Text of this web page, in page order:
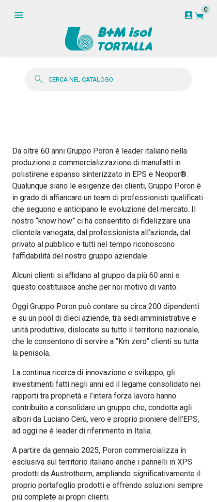
account_box garden_cart0
search
Da oltre 60 anni Gruppo Poron è leader italiano nella
produzione e commercializzazione di manufatti in
polistirene espanso sinterizzato in EPS e Neopor®.
Qualunque siano le esigenze dei clienti, Gruppo Poron è
in grado di affiancare un team di professionisti qualificati
che seguono e anticipano le evoluzione del mercato. Il
nostro “know how” ci ha consentito di fidelizzare una
clientela variegata, dal professionista all’azienda, dal
privato al pubblico e tutti nel tempo riconoscono
l’affidabilità del nostro gruppo aziendale.
Alcuni clienti si affidano al gruppo da più 60 anni e
questo costituisce anche per noi motivo di vanto.
Oggi Gruppo Poron può contare su circa 200 dipendenti
e su un pool di dieci aziende, tra sedi amministrative e
unità produttive, dislocate su tutto il territorio nazionale,
che le consentono di servire a “Km zero” clienti su tutta
la penisola.
La continua ricerca di innovazione e sviluppo, gli
investimenti fatti negli anni ed il legame consolidato nei
rapporti tra proprietà e l’intera forza lavoro hanno
contribuito a consolidare un gruppo che, condotta agli
albori da Luciano Cerù, vero e proprio pioniere dell’EPS,
ad oggi ne è leader di riferimento in Italia.
A partire da gennaio 2025, Poron commercializza in
esclusiva sul territorio italiano anche i pannelli in XPS
prodotti da Austrotherm, ampliando significativamente il
proprio portafoglio prodotti e offrendo soluzioni sempre
più complete ai propri clienti.